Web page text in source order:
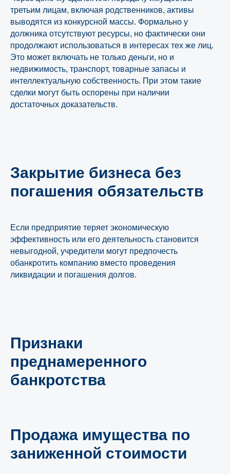
третьим лицам, включая родственников, активы
выводятся из конкурсной массы. Формально у
должника отсутствуют ресурсы, но фактически они
продолжают использоваться в интересах тех же лиц.
Это может включать не только деньги, но и
недвижимость, транспорт, товарные запасы и
интеллектуальную собственность. При этом такие
сделки могут быть оспорены при наличии
достаточных доказательств.
Закрытие бизнеса без
погашения обязательств
Если предприятие теряет экономическую
эффективность или его деятельность становится
невыгодной, учредители могут предпочесть
обанкротить компанию вместо проведения
ликвидации и погашения долгов.
Признаки
преднамеренного
банкротства
Продажа имущества по
заниженной стоимости